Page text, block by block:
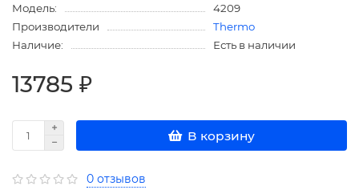
Модель:
4209
Производители
Thermo
Наличие:
Есть в наличии
13785 ₽
В корзину
0 отзывов